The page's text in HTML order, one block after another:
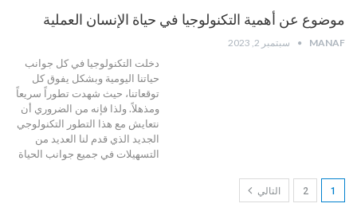
موضوع عن أهمية التكنولوجيا في حياة الإنسان العملية
MANAF سبتمبر 2, 2023
دخلت التكنولوجيا في كل جوانب
حياتنا اليومية وبشكل يفوق كل
توقعاتنا، حيث شهدت تطوراً سريعاً
ومذهلاً. ولذا فإنه من الضروري أن
نتعايش مع هذا التطور التكنولوجي
الجديد الذي قدم لنا العديد من
التسهيلات في جميع جوانب الحياة
1
2 التالي